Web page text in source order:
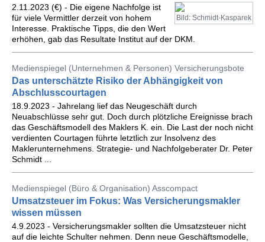
Bild: Schmidt-Kasparek
2.11.2023 (€) - Die eigene Nachfolge ist
für viele Vermittler derzeit von hohem
Interesse. Praktische Tipps, die den Wert
erhöhen, gab das Resultate Institut auf der DKM.
Medienspiegel (Unternehmen & Personen) Versicherungsbote
Das unterschätzte Risiko der Abhängigkeit von
Abschlusscourtagen
18.9.2023 - Jahrelang lief das Neugeschäft durch
Neuabschlüsse sehr gut. Doch durch plötzliche Ereignisse brach
das Geschäftsmodell des Maklers K. ein. Die Last der noch nicht
verdienten Courtagen führte letztlich zur Insolvenz des
Maklerunternehmens. Strategie- und Nachfolgeberater Dr. Peter
Schmidt ...
Medienspiegel (Büro & Organisation) Asscompact
Umsatzsteuer im Fokus: Was Versicherungsmakler
wissen müssen
4.9.2023 - Versicherungsmakler sollten die Umsatzsteuer nicht
auf die leichte Schulter nehmen. Denn neue Geschäftsmodelle,